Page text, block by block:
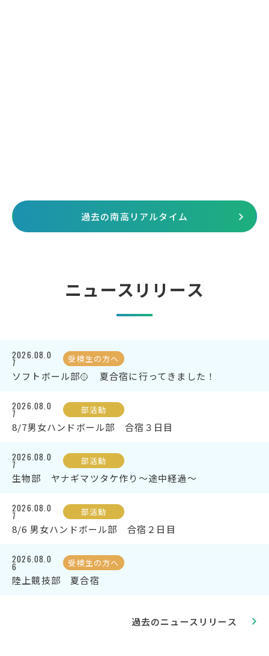
過去の南高リアルタイム
ニュースリリース
2026.08.0
7 受検生の方へ
ソフトボール部🥎 夏合宿に行ってきました！
2026.08.0
7 部活動
8/7男女ハンドボール部 合宿３日目
2026.08.0
7 部活動
生物部 ヤナギマツタケ作り～途中経過～
2026.08.0
7 部活動
8/6 男女ハンドボール部 合宿２日目
2026.08.0
6 受検生の方へ
陸上競技部 夏合宿
過去のニュースリリース